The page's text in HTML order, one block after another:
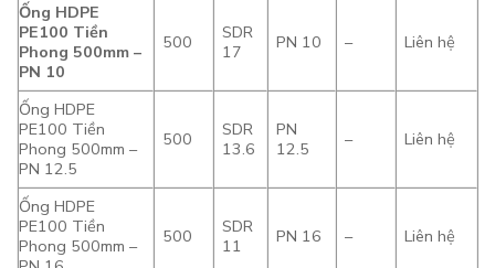
Ống HDPE
PE100 Tiền
Phong 500mm –
PN 10
500
SDR
17
PN 10 – Liên hệ
Ống HDPE
PE100 Tiền
Phong 500mm –
PN 12.5
500
SDR
13.6
PN
12.5
– Liên hệ
Ống HDPE
PE100 Tiền
Phong 500mm –
500
SDR
11
PN 16 – Liên hệ